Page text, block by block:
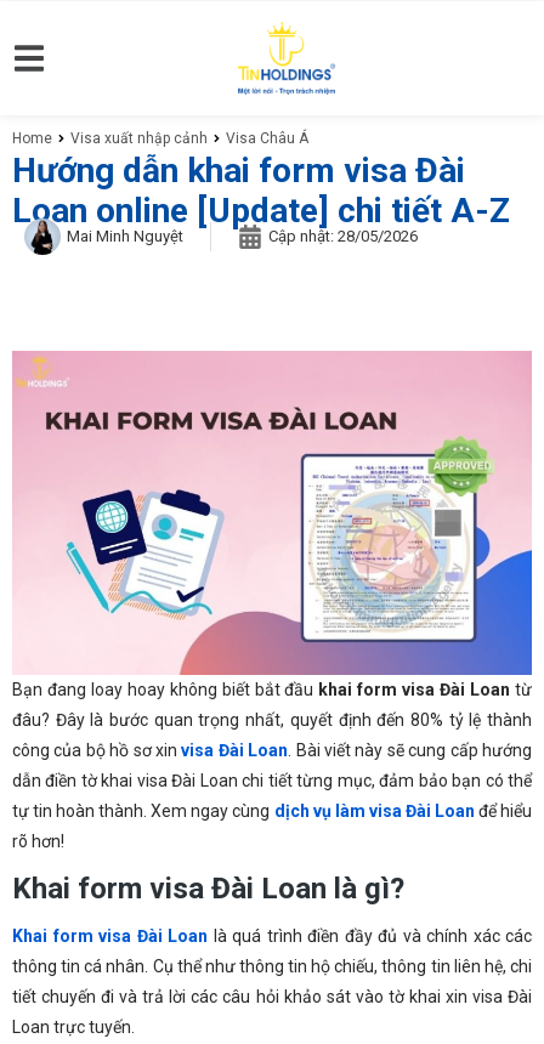
You are here:
Home Visa xuất nhập cảnh Visa Châu Á
Hướng dẫn khai form visa Đài
Loan online [Update] chi tiết A-Z
Mai Minh Nguyệt Cập nhật: 28/05/2026
Bạn đang loay hoay không biết bắt đầu khai form visa Đài Loan từ
đâu? Đây là bước quan trọng nhất, quyết định đến 80% tỷ lệ thành
công của bộ hồ sơ xinvisa Đài Loan . Bài viết này sẽ cung cấp hướng
dẫn điền tờ khai visa Đài Loan chi tiết từng mục, đảm bảo bạn có thể
tự tin hoàn thành. Xem ngay cùng dịch vụ làm visa Đài Loan để hiểu
rõ hơn!
Khai form visa Đài Loan là gì?
Khai form visa Đài Loan là quá trình điền đầy đủ và chính xác các
thông tin cá nhân. Cụ thể như thông tin hộ chiếu, thông tin liên hệ, chi
tiết chuyến đi và trả lời các câu hỏi khảo sát vào tờ khai xin visa Đài
Loan trực tuyến.